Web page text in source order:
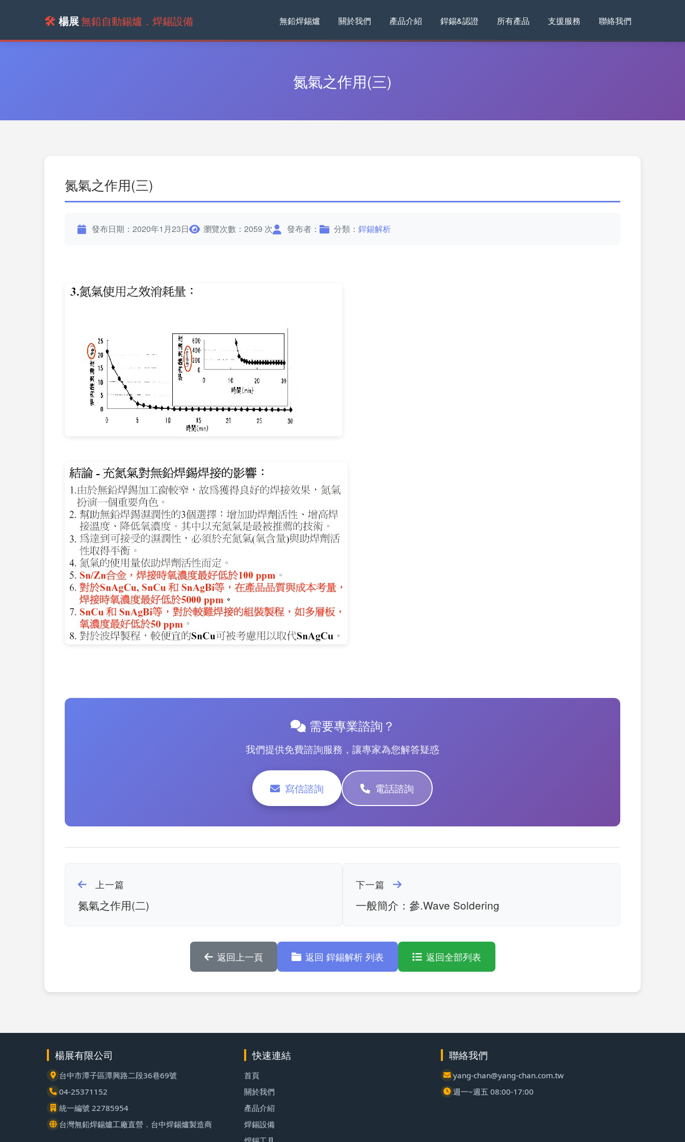
🛠️ 楊展無鉛自動錫爐．焊錫設備 無鉛焊錫爐 關於我們 產品介紹 銲錫&認證 所有產品 支援服務 聯絡我們
氮氣之作用(三)
氮氣之作用(三)
發布日期：2020年1月23日 瀏覽次數：2059 次 發布者： 分類： 銲錫解析
需要專業諮詢？
我們提供免費諮詢服務，讓專家為您解答疑惑
寫信諮詢 電話諮詢
上一篇
氮氣之作用(二)
下一篇
一般簡介：參.Wave Soldering
返回上一頁 返回 銲錫解析 列表 返回全部列表
楊展有限公司
台中市潭子區潭興路二段36巷69號
04-25371152
統一編號 22785954
台灣無鉛焊錫爐工廠直營．台中焊錫爐製造商
快速連結
首頁
關於我們
產品介紹
焊錫設備
聯絡我們
yang-chan@yang-chan.com.tw
週一~週五 08:00-17:00